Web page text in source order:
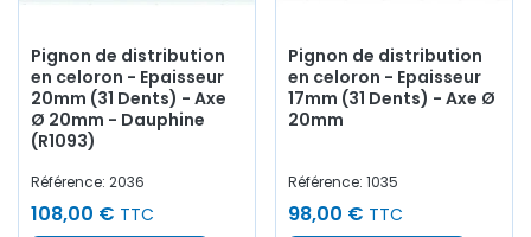
Pignon de distribution
en celoron - Epaisseur
20mm (31 Dents) - Axe
Ø 20mm - Dauphine
(R1093)
Référence: 2036
108,00 € TTC
Pignon de distribution
en celoron - Epaisseur
17mm (31 Dents) - Axe Ø
20mm
Référence: 1035
98,00 € TTC